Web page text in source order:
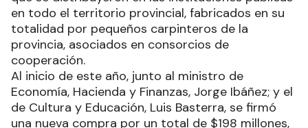
en todo el territorio provincial, fabricados en su
totalidad por pequeños carpinteros de la
provincia, asociados en consorcios de
cooperación.
Al inicio de este año, junto al ministro de
Economía, Hacienda y Finanzas, Jorge Ibáñez; y el
de Cultura y Educación, Luis Basterra, se firmó
una nueva compra por un total de $198 millones,